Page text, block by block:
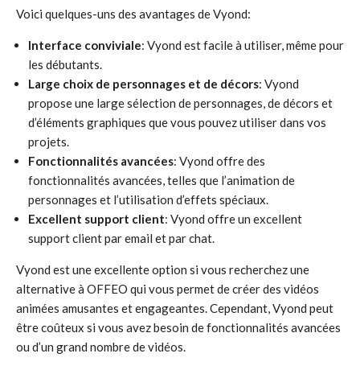
Voici quelques-uns des avantages de Vyond:
Interface conviviale: Vyond est facile à utiliser, même pour
les débutants.
Large choix de personnages et de décors: Vyond
propose une large sélection de personnages, de décors et
d’éléments graphiques que vous pouvez utiliser dans vos
projets.
Fonctionnalités avancées: Vyond offre des
fonctionnalités avancées, telles que l’animation de
personnages et l’utilisation d’effets spéciaux.
Excellent support client: Vyond offre un excellent
support client par email et par chat.
Vyond est une excellente option si vous recherchez une
alternative à OFFEO qui vous permet de créer des vidéos
animées amusantes et engageantes. Cependant, Vyond peut
être coûteux si vous avez besoin de fonctionnalités avancées
ou d’un grand nombre de vidéos.